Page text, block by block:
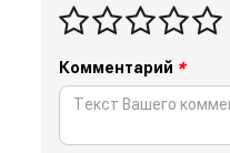
Комментарий *